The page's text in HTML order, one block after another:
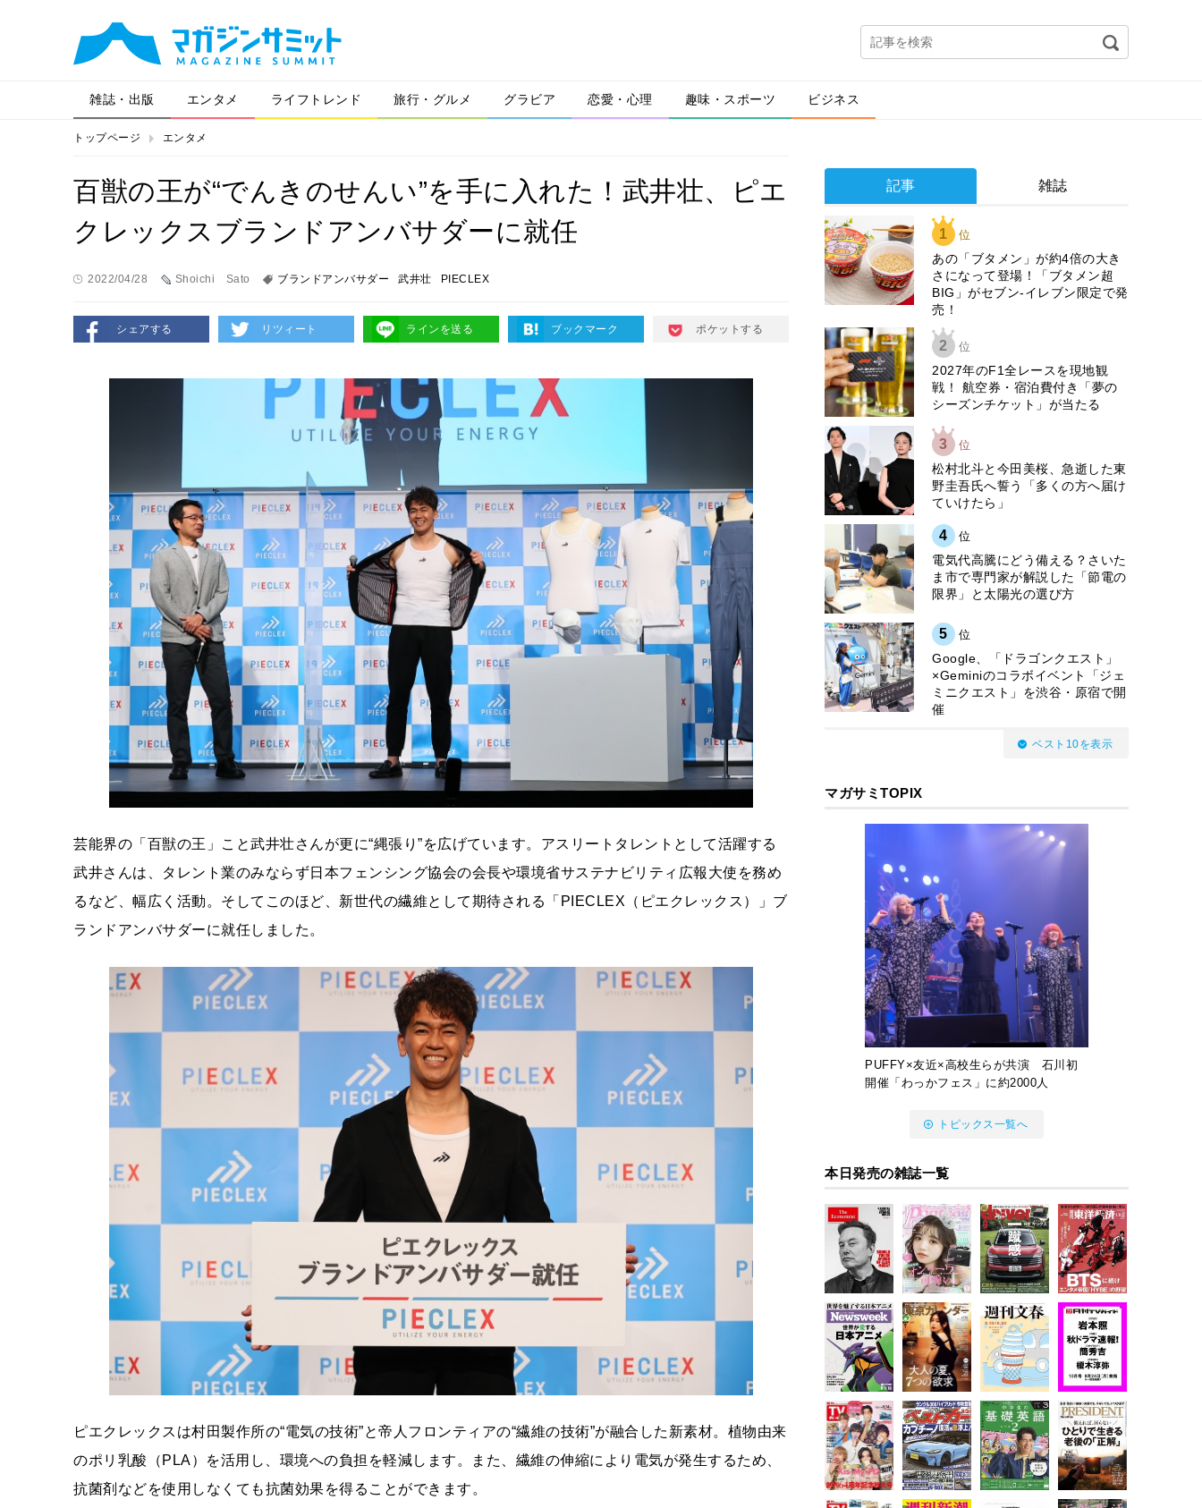
雑誌・出版 エンタメ ライフトレンド 旅行・グルメ グラビア 恋愛・心理 趣味・スポーツ ビジネス
トップページ エンタメ
百獣の王が“でんきのせんい”を手に入れた！武井壮、ピエ
クレックスブランドアンバサダーに就任
2022/04/28 Shoichi Sato ブランドアンバサダー 武井壮 PIECLEX
シェアする リツィート ラインを送る ブックマーク ポケットする
芸能界の「百獣の王」こと武井壮さんが更に“縄張り”を広げています。アスリートタレントとして活躍する
武井さんは、タレント業のみならず日本フェンシング協会の会長や環境省サステナビリティ広報大使を務め
るなど、幅広く活動。そしてこのほど、新世代の繊維として期待される「PIECLEX（ピエクレックス）」ブ
ランドアンバサダーに就任しました。
ピエクレックスは村田製作所の“電気の技術”と帝人フロンティアの“繊維の技術”が融合した新素材。植物由来
のポリ乳酸（PLA）を活用し、環境への負担を軽減します。また、繊維の伸縮により電気が発生するため、
抗菌剤などを使用しなくても抗菌効果を得ることができます。
記事 雑誌
1 位
あの「ブタメン」が約4倍の大き
さになって登場！「ブタメン超
BIG」がセブン‐イレブン限定で発
売！
2 位
2027年のF1全レースを現地観
戦！ 航空券・宿泊費付き「夢の
シーズンチケット」が当たる
3 位
松村北斗と今田美桜、急逝した東
野圭吾氏へ誓う「多くの方へ届け
ていけたら」
4 位
電気代高騰にどう備える？さいた
ま市で専門家が解説した「節電の
限界」と太陽光の選び方
5 位
Google、「ドラゴンクエスト」
×Geminiのコラボイベント「ジェ
ミニクエスト」を渋谷・原宿で開
催
ベスト10を表示
マガサミTOPIX
PUFFY×友近×高校生らが共演 石川初
開催「わっかフェス」に約2000人
トピックス一覧へ
本日発売の雑誌一覧